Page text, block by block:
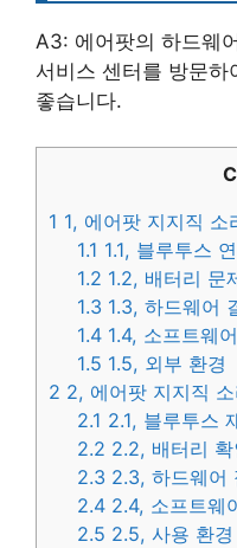
A3: 에어팟의 하드웨
서비스 센터를 방문하
좋습니다.
1 1, 에어팟 지지직 소
1.1 1.1, 블루투스
1.2 1.2, 배터리 문
1.3 1.3, 하드웨어
1.4 1.4, 소프트웨
1.5 1.5, 외부 환경
2 2, 에어팟 지지직
2.1 2.1, 블루투스
2.2 2.2, 배터리
2.3 2.3, 하드웨어
2.4 2.4, 소프트웨
2.5 2.5, 사용 환경